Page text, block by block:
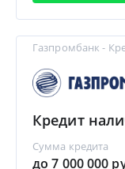
Газпромбанк -
Кредит
Сумма кредита
до 7 000 000